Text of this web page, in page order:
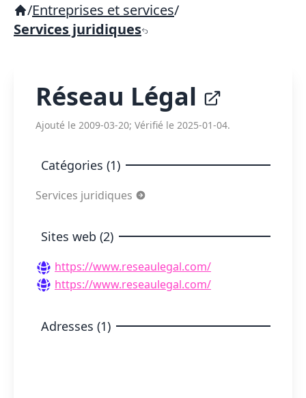
/Entreprises et services/
Services juridiques
Réseau Légal
Ajouté le 2009-03-20; Vérifié le 2025-01-04.
Catégories (1)
Services juridiques
Sites web (2)
https://www.reseaulegal.com/
https://www.reseaulegal.com/
Adresses (1)